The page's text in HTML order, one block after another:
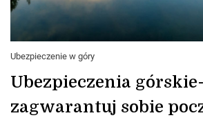
Ubezpieczenie w góry
Ubezpieczenia górskie-
zagwarantuj sobie